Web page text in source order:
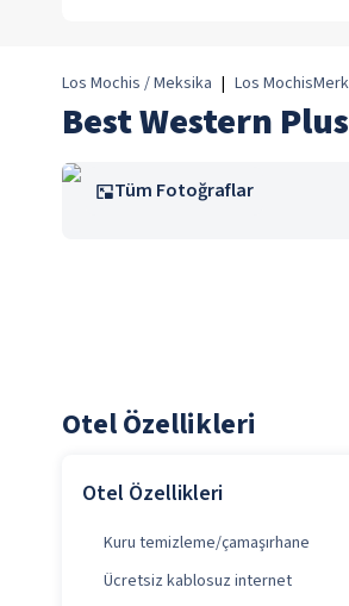
Los Mochis / Meksika | Los Mochis
Best Western
Tüm Fotoğraflar
Otel Özellikleri
Otel Özellikleri
Kuru temizleme/çamaşırhane
Ücretsiz kablosuz internet